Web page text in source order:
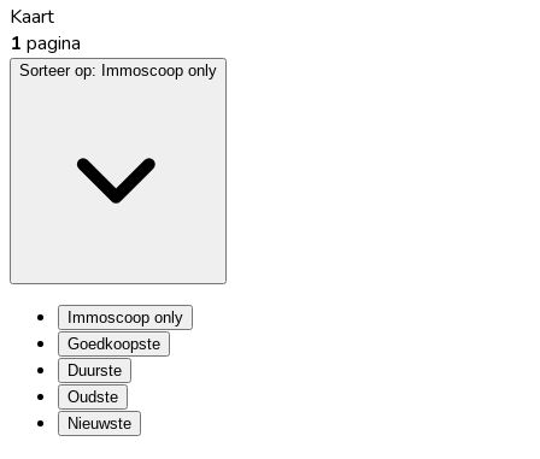
Kaart
1 pagina
Sorteer op: Immoscoop only
Immoscoop only
Goedkoopste
Duurste
Oudste
Nieuwste